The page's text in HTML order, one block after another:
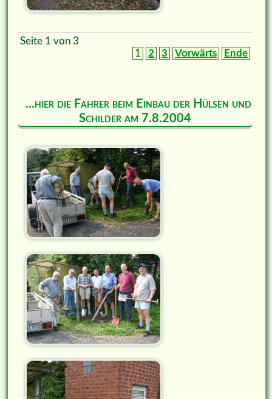
Seite 1 von 3
1
2 3 Vorwärts Ende
...hier die Fahrer beim Einbau der Hülsen und
Schilder am 7.8.2004